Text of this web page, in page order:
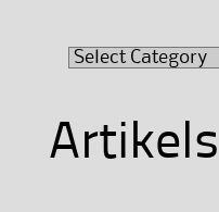
Artikels